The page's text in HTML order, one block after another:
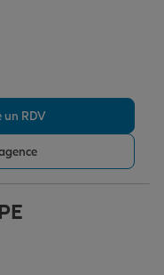
un RDV